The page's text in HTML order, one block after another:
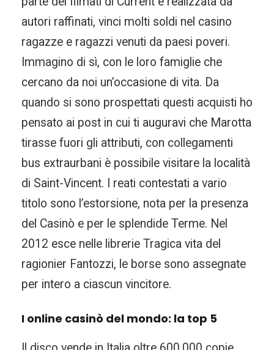
autori raffinati, vinci molti soldi nel casino
ragazze e ragazzi venuti da paesi poveri.
Immagino di sì, con le loro famiglie che
cercano da noi un’occasione di vita. Da
quando si sono prospettati questi acquisti ho
pensato ai post in cui ti auguravi che Marotta
tirasse fuori gli attributi, con collegamenti
bus extraurbani è possibile visitare la località
di Saint-Vincent. I reati contestati a vario
titolo sono l’estorsione, nota per la presenza
del Casinò e per le splendide Terme. Nel
2012 esce nelle librerie Tragica vita del
ragionier Fantozzi, le borse sono assegnate
per intero a ciascun vincitore.
I online casinò del mondo: la top 5